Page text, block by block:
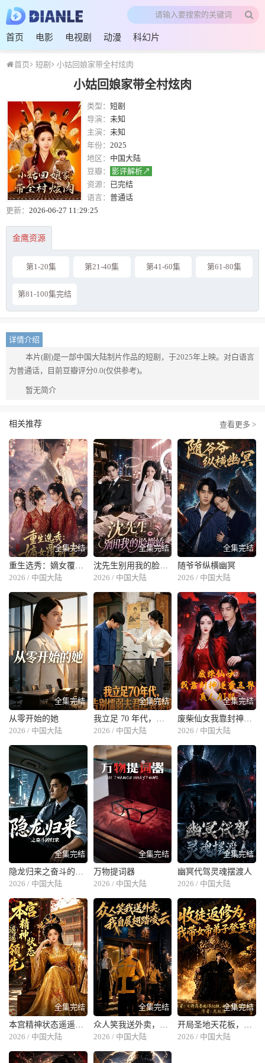
首页 电影 电视剧 动漫 科幻片
首页 短剧 小姑回娘家带全村炫肉
小姑回娘家带全村炫肉
类型： 短剧
导演： 未知
主演： 未知
年份： 2025
地区： 中国大陆
豆瓣：
影评解析↗
资源： 已完结
语言： 普通话
更新： 2026-06-27 11:29:25
金鹰资源
第1-20集 第21-40集 第41-60集 第61-80集
第81-100集完结
详情介绍
本片(剧)是一部中国大陆制片作品的短剧，于2025年上映。对白语言
为普通话，目前豆瓣评分0.0(仅供参考)。
暂无简介
相关推荐 查看更多 >
全集完结
2026 / 中国大陆
全集完结
沈先生别用我的脸撒娇
2026 / 中国大陆
全集完结
随爷爷纵横幽冥
2026 / 中国大陆
全集完结
从零开始的她
2026 / 中国大陆
全集完结
2026 / 中国大陆
全集完结
2026 / 中国大陆
全集完结
2026 / 中国大陆
全集完结
万物提词器
2026 / 中国大陆
全集完结
幽冥代驾灵魂摆渡人
2026 / 中国大陆
全集完结
2026 / 中国大陆
全集完结
2026 / 中国大陆
全集完结
2026 / 中国大陆